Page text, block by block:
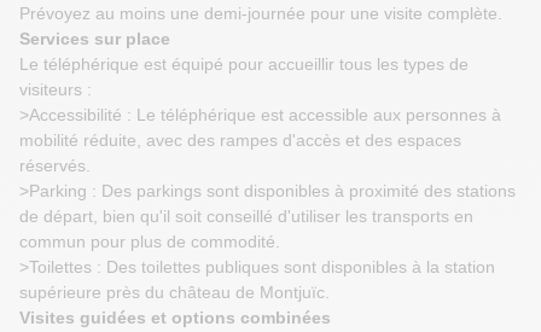
Prévoyez au moins une demi-journée pour une visite complète.
Services sur place
Le téléphérique est équipé pour accueillir tous les types de
visiteurs :
>Accessibilité : Le téléphérique est accessible aux personnes à
mobilité réduite, avec des rampes d'accès et des espaces
réservés.
>Parking : Des parkings sont disponibles à proximité des stations
de départ, bien qu'il soit conseillé d'utiliser les transports en
commun pour plus de commodité.
>Toilettes : Des toilettes publiques sont disponibles à la station
supérieure près du château de Montjuïc.
Visites guidées et options combinées